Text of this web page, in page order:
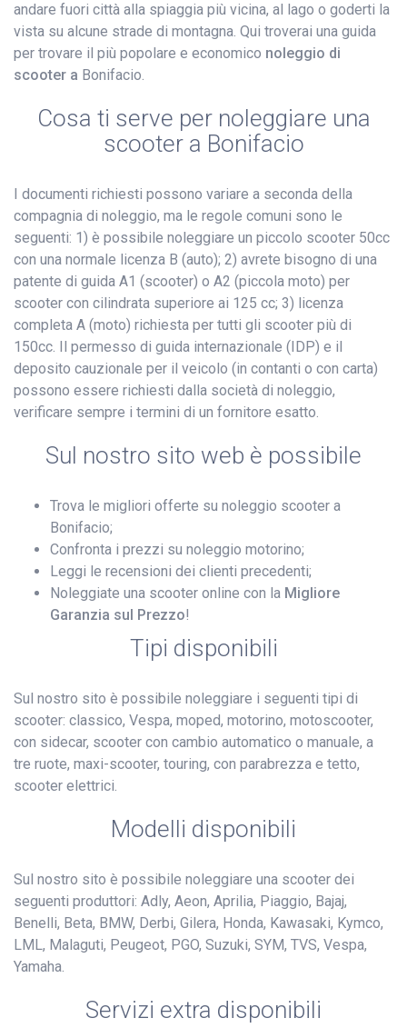
andare fuori città alla spiaggia più vicina, al lago o goderti la
vista su alcune strade di montagna. Qui troverai una guida
per trovare il più popolare e economico noleggio di
scooter a Bonifacio.
Cosa ti serve per noleggiare una
scooter a Bonifacio
I documenti richiesti possono variare a seconda della
compagnia di noleggio, ma le regole comuni sono le
seguenti: 1) è possibile noleggiare un piccolo scooter 50cc
con una normale licenza B (auto); 2) avrete bisogno di una
patente di guida A1 (scooter) o A2 (piccola moto) per
scooter con cilindrata superiore ai 125 cc; 3) licenza
completa A (moto) richiesta per tutti gli scooter più di
150cc. Il permesso di guida internazionale (IDP) e il
deposito cauzionale per il veicolo (in contanti o con carta)
possono essere richiesti dalla società di noleggio,
verificare sempre i termini di un fornitore esatto.
Sul nostro sito web è possibile
Trova le migliori offerte su noleggio scooter a
Bonifacio;
Confronta i prezzi su noleggio motorino;
Leggi le recensioni dei clienti precedenti;
Noleggiate una scooter online con la Migliore
Garanzia sul Prezzo!
Tipi disponibili
Sul nostro sito è possibile noleggiare i seguenti tipi di
scooter: classico, Vespa, moped, motorino, motoscooter,
con sidecar, scooter con cambio automatico o manuale, a
tre ruote, maxi-scooter, touring, con parabrezza e tetto,
scooter elettrici.
Modelli disponibili
Sul nostro sito è possibile noleggiare una scooter dei
seguenti produttori: Adly, Aeon, Aprilia, Piaggio, Bajaj,
Benelli, Beta, BMW, Derbi, Gilera, Honda, Kawasaki, Kymco,
LML, Malaguti, Peugeot, PGO, Suzuki, SYM, TVS, Vespa,
Yamaha.
Servizi extra disponibili